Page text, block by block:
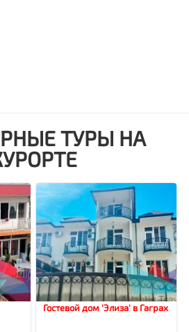
ТУРЫ НА
Гостевой дом 'Элиза' в Гаграх